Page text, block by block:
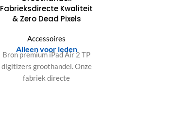
Fabrieksdirecte Kwaliteit
& Zero Dead Pixels
Accessoires
Alleen voor leden
Bron premium iPad Air 2 TP
digitizers groothandel. Onze
fabriek directe